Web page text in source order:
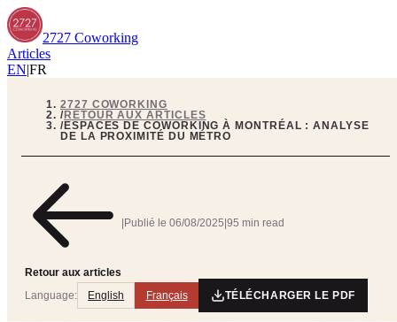
2727 Coworking
Articles
EN|FR
2727 COWORKING
/RETOUR AUX ARTICLES
/ESPACES DE COWORKING À MONTRÉAL : ANALYSE
DE LA PROXIMITÉ DU MÉTRO
Retour aux articles
Publié le 06/08/2025 95 min read
Language: English Français TÉLÉCHARGER LE PDF